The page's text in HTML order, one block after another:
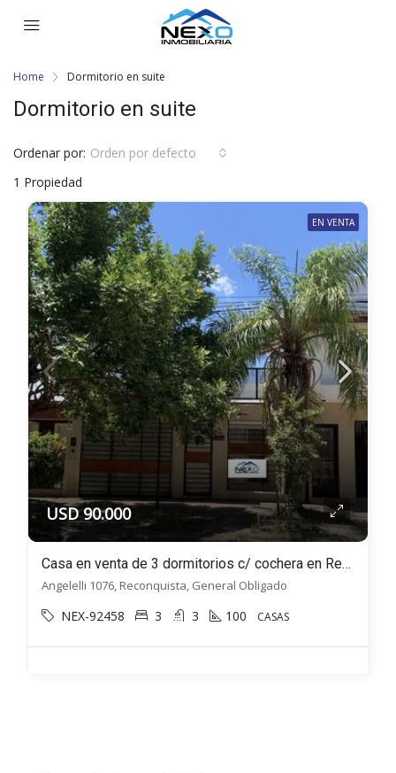
Home Dormitorio en suite
Dormitorio en suite
1 Propiedad
Ordenar por: Orden por defecto
EN VENTA
USD 90.000
Casa en venta de 3 dormitorios c/ cochera en Reconquista
Angelelli 1076, Reconquista, General Obligado
NEX-92458 3 3 100 CASAS